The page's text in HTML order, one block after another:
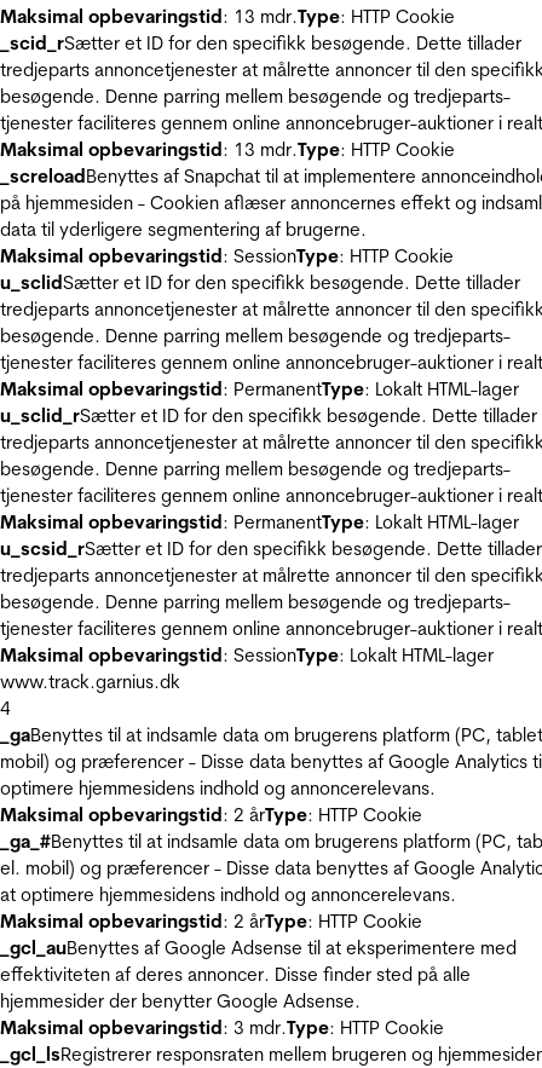
Maksimal opbevaringstid: 13 mdr.Type: HTTP Cookie
_scid_rSætter et ID for den specifikk besøgende. Dette tillader
tredjeparts annoncetjenester at målrette annoncer til den
besøgende. Denne parring mellem besøgende og tredjeparts-
tjenester faciliteres gennem online annoncebruger-auktioner i
Maksimal opbevaringstid: 13 mdr.Type: HTTP Cookie
_screloadBenyttes af Snapchat til at implementere
på hjemmesiden - Cookien aflæser annoncernes effekt og
data til yderligere segmentering af brugerne.
Maksimal opbevaringstid: SessionType: HTTP Cookie
u_sclidSætter et ID for den specifikk besøgende. Dette tillader
tredjeparts annoncetjenester at målrette annoncer til den
besøgende. Denne parring mellem besøgende og tredjeparts-
tjenester faciliteres gennem online annoncebruger-auktioner i
Maksimal opbevaringstid: PermanentType: Lokalt HTML-lager
u_sclid_rSætter et ID for den specifikk besøgende. Dette tillader
tredjeparts annoncetjenester at målrette annoncer til den
besøgende. Denne parring mellem besøgende og tredjeparts-
tjenester faciliteres gennem online annoncebruger-auktioner i
Maksimal opbevaringstid: PermanentType: Lokalt HTML-lager
u_scsid_rSætter et ID for den specifikk besøgende. Dette tillader
tredjeparts annoncetjenester at målrette annoncer til den
besøgende. Denne parring mellem besøgende og tredjeparts-
tjenester faciliteres gennem online annoncebruger-auktioner i
Maksimal opbevaringstid: SessionType: Lokalt HTML-lager
www.track.garnius.dk
4
_gaBenyttes til at indsamle data om brugerens platform (PC,
mobil) og præferencer - Disse data benyttes af Google Analytics
optimere hjemmesidens indhold og annoncerelevans.
Maksimal opbevaringstid: 2 årType: HTTP Cookie
_ga_#Benyttes til at indsamle data om brugerens platform (PC,
el. mobil) og præferencer - Disse data benyttes af Google
at optimere hjemmesidens indhold og annoncerelevans.
Maksimal opbevaringstid: 2 årType: HTTP Cookie
_gcl_auBenyttes af Google Adsense til at eksperimentere med
effektiviteten af deres annoncer. Disse finder sted på alle
hjemmesider der benytter Google Adsense.
Maksimal opbevaringstid: 3 mdr.Type: HTTP Cookie
_gcl_lsRegistrerer responsraten mellem brugeren og